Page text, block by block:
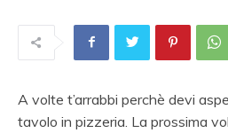
A volte t’arrabbi perchè devi
tavolo in pizzeria. La prossima